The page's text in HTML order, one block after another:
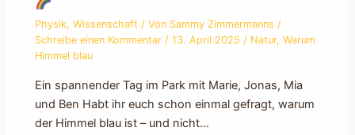
Physik,Wissenschaft / Von Sammy Zimmermanns/
Schreibe einen Kommentar /13. April 2025/ Natur,Warum
Himmel blau
Ein spannender Tag im Park mit Marie, Jonas, Mia
und Ben Habt ihr euch schon einmal gefragt, warum
der Himmel blau ist – und nicht…